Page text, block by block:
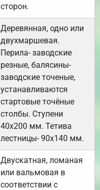
сторон.
Деревянная, одно или
двухмаршевая.
Перила- заводские
резные, балясины-
заводские точеные,
устанавливаются
стартовые точёные
столбы. Ступени
40х200 мм. Тетива
лестницы- 90х140 мм.
Двускатная, ломаная
или вальмовая в
соответствии с